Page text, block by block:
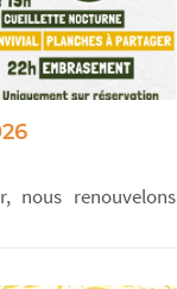
nous renouvelons